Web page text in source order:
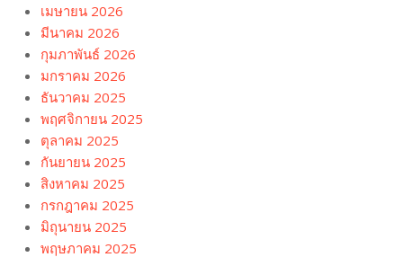
เมษายน 2026
มีนาคม 2026
กุมภาพันธ์ 2026
มกราคม 2026
ธันวาคม 2025
พฤศจิกายน 2025
ตุลาคม 2025
กันยายน 2025
สิงหาคม 2025
กรกฎาคม 2025
มิถุนายน 2025
พฤษภาคม 2025